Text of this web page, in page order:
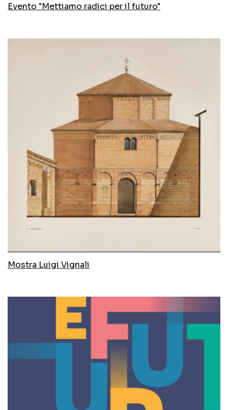
Evento "Mettiamo radici per il futuro"
Mostra Luigi Vignali